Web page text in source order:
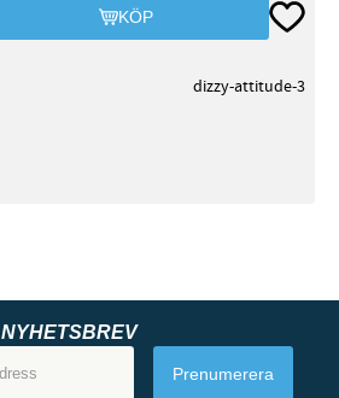
KÖP Lägg
dizzy-attitude-3
NYHETSBREV
Prenumerera